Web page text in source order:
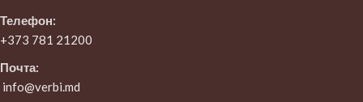
Телефон:
+373 781 21200
Почта:
info@verbi.md